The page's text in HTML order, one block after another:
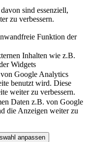
sind essenziell,
zu verbessern.
Funktion der
Inhalten wie z.B.
Widgets
Google Analytics
benutzt wird. Diese
weiter zu verbessern.
Daten z.B. von Google
die Anzeigen weiter zu
anpassen